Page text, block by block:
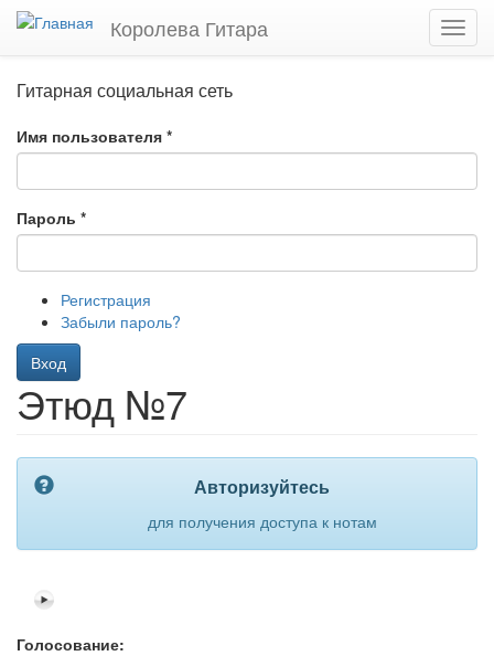
Перейти
Королева Гитара
Гитарная социальная сеть
Имя пользователя *
Пароль *
Регистрация
Забыли пароль?
Вход
Этюд №7
Авторизуйтесь
для получения доступа к нотам
Голосование: